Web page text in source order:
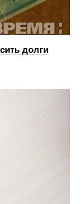
долги